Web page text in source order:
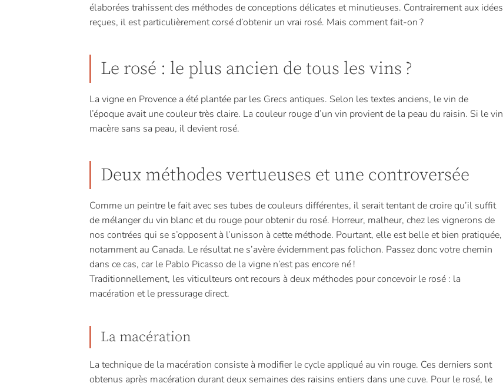
élaborées trahissent des méthodes de conceptions délicates et minutieuses. Contrairement aux idées
reçues, il est particulièrement corsé d’obtenir un vrai rosé. Mais comment fait-on ?
Le rosé : le plus ancien de tous les vins ?
La vigne en Provence a été plantée par les Grecs antiques. Selon les textes anciens, le vin de
l’époque avait une couleur très claire. La couleur rouge d’un vin provient de la peau du raisin. Si le vin
macère sans sa peau, il devient rosé.
Deux méthodes vertueuses et une controversée
Comme un peintre le fait avec ses tubes de couleurs différentes, il serait tentant de croire qu’il suffit
de mélanger du vin blanc et du rouge pour obtenir du rosé. Horreur, malheur, chez les vignerons de
nos contrées qui se s’opposent à l’unisson à cette méthode. Pourtant, elle est belle et bien pratiquée,
notamment au Canada. Le résultat ne s’avère évidemment pas folichon. Passez donc votre chemin
dans ce cas, car le Pablo Picasso de la vigne n’est pas encore né !
Traditionnellement, les viticulteurs ont recours à deux méthodes pour concevoir le rosé : la
macération et le pressurage direct.
La macération
La technique de la macération consiste à modifier le cycle appliqué au vin rouge. Ces derniers sont
obtenus après macération durant deux semaines des raisins entiers dans une cuve. Pour le rosé, le